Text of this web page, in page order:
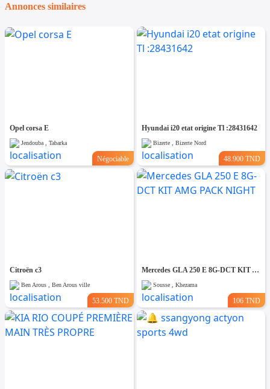
Annonces similaires
Opel corsa E
Jendouba , Tabarka
Négociable
Hyundai i20 etat origine Tl :28431642
Bizerte , Bizerte Nord
48.900 TND
Citroën c3
Ben Arous , Ben Arous ville
53.500 TND
Mercedes GLA 250 E 8G-DCT KIT AMG PACK NIGHT
Sousse , Khezama
106 TND